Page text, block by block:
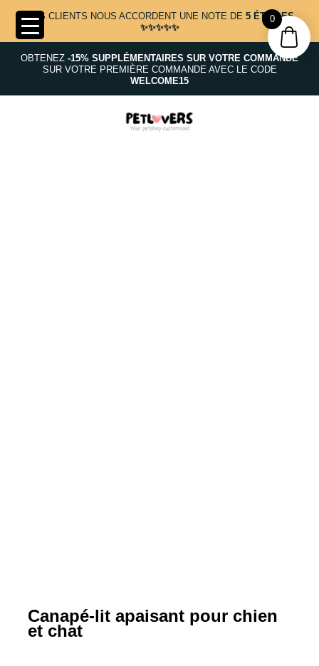
NOS CLIENTS NOUS ACCORDENT UNE NOTE DE5 ÉTOILES
✨✨✨✨✨
OBTENEZ -15% SUPPLÉMENTAIRES SUR VOTRE COMMANDE
SUR VOTRE PREMIÈRE COMMANDE AVEC LE CODE
WELCOME15
Canapé-lit apaisant pour chien
et chat
0